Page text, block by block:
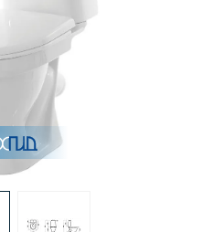
комнат